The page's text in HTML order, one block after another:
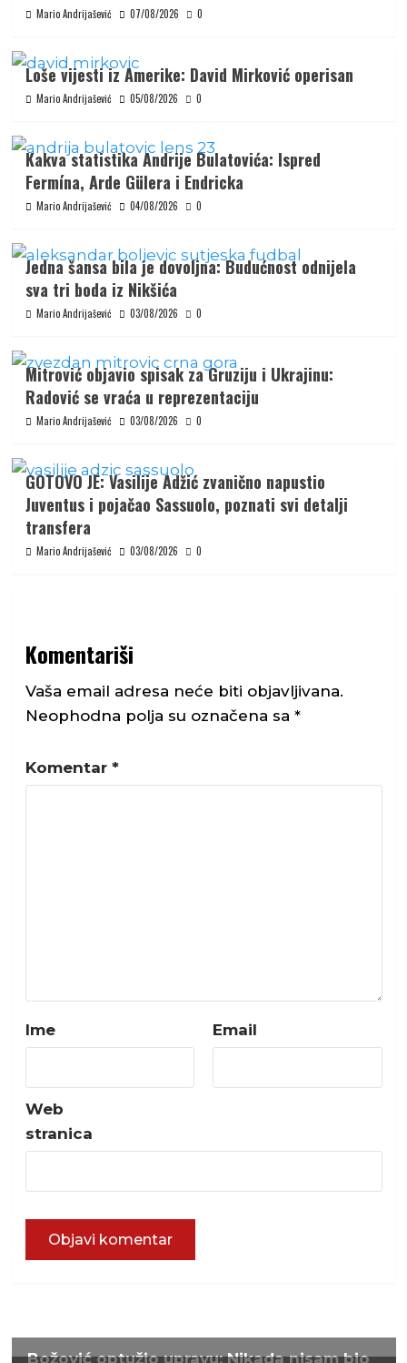
Mario Andrijašević 07/08/2026 0
Loše vijesti iz Amerike: David Mirković operisan
Mario Andrijašević 05/08/2026 0
Kakva statistika Andrije Bulatovića: Ispred
Fermína, Arde Gülera i Endricka
Mario Andrijašević 04/08/2026 0
Jedna šansa bila je dovoljna: Budućnost odnijela
sva tri boda iz Nikšića
Mario Andrijašević 03/08/2026 0
Mitrović objavio spisak za Gruziju i Ukrajinu:
Radović se vraća u reprezentaciju
Mario Andrijašević 03/08/2026 0
GOTOVO JE: Vasilije Adžić zvanično napustio
Juventus i pojačao Sassuolo, poznati svi detalji
transfera
Mario Andrijašević 03/08/2026 0
Komentariši
Vaša email adresa neće biti objavljivana.
Neophodna polja su označena sa *
Komentar *
Ime Email
Web
stranica